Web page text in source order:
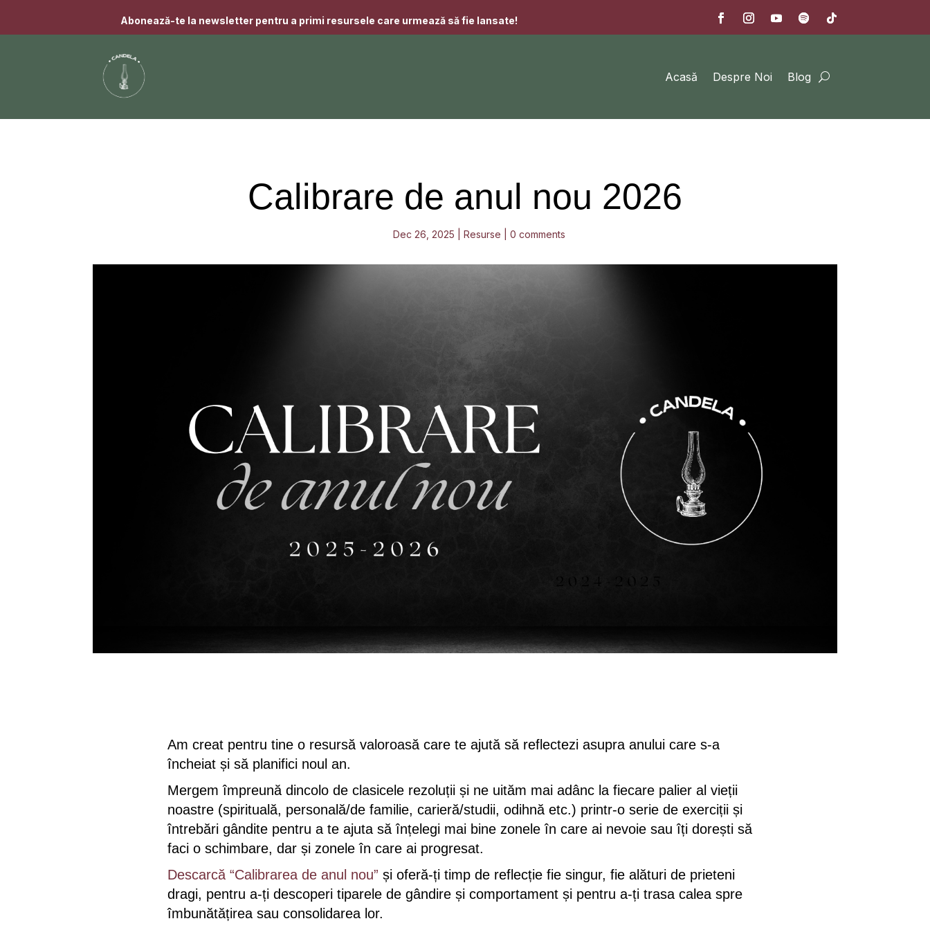
Abonează-te la newsletter pentru a primi resursele care urmează să fie lansate!
Acasă Despre Noi Blog
Calibrare de anul nou 2026
Dec 26, 2025 Resurse 0 comments
Am creat pentru tine o resursă valoroasă care te ajută să reflectezi asupra anului care s-a
încheiat și să planifici noul an.
Mergem împreună dincolo de clasicele rezoluții și ne uităm mai adânc la fiecare palier al vieții
noastre (spirituală, personală/de familie, carieră/studii, odihnă etc.) printr-o serie de exerciții și
întrebări gândite pentru a te ajuta să înțelegi mai bine zonele în care ai nevoie sau îți dorești să
faci o schimbare, dar și zonele în care ai progresat.
Descarcă “Calibrarea de anul nou” și oferă-ți timp de reflecție fie singur, fie alături de prieteni
dragi, pentru a-ți descoperi tiparele de gândire și comportament și pentru a-ți trasa calea spre
îmbunătățirea sau consolidarea lor.